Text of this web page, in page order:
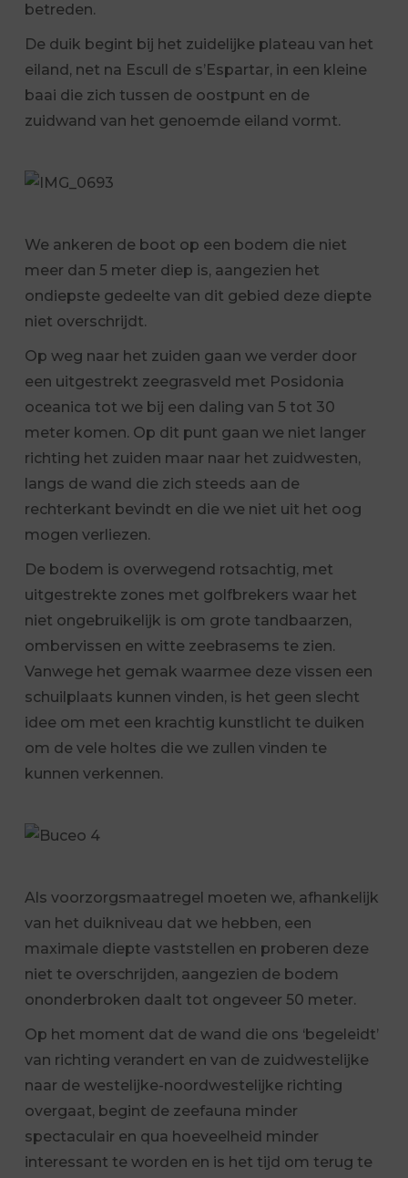
betreden.
De duik begint bij het zuidelijke plateau van het
eiland, net na Escull de s’Espartar, in een kleine
baai die zich tussen de oostpunt en de
zuidwand van het genoemde eiland vormt.
We ankeren de boot op een bodem die niet
meer dan 5 meter diep is, aangezien het
ondiepste gedeelte van dit gebied deze diepte
niet overschrijdt.
Op weg naar het zuiden gaan we verder door
een uitgestrekt zeegrasveld met Posidonia
oceanica tot we bij een daling van 5 tot 30
meter komen. Op dit punt gaan we niet langer
richting het zuiden maar naar het zuidwesten,
langs de wand die zich steeds aan de
rechterkant bevindt en die we niet uit het oog
mogen verliezen.
De bodem is overwegend rotsachtig, met
uitgestrekte zones met golfbrekers waar het
niet ongebruikelijk is om grote tandbaarzen,
ombervissen en witte zeebrasems te zien.
Vanwege het gemak waarmee deze vissen een
schuilplaats kunnen vinden, is het geen slecht
idee om met een krachtig kunstlicht te duiken
om de vele holtes die we zullen vinden te
kunnen verkennen.
Als voorzorgsmaatregel moeten we, afhankelijk
van het duikniveau dat we hebben, een
maximale diepte vaststellen en proberen deze
niet te overschrijden, aangezien de bodem
ononderbroken daalt tot ongeveer 50 meter.
Op het moment dat de wand die ons ‘begeleidt’
van richting verandert en van de zuidwestelijke
naar de westelijke-noordwestelijke richting
overgaat, begint de zeefauna minder
spectaculair en qua hoeveelheid minder
interessant te worden en is het tijd om terug te